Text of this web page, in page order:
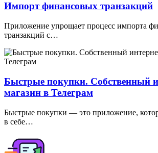
Импорт финансовых транзакций
Приложение упрощает процесс импорта
транзакций с…
Быстрые покупки. Собственный
магазин в Телеграм
Быстрые покупки — это приложение,
в себе…